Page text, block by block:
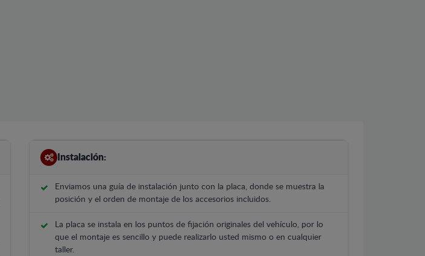
Instalación:
Enviamos una guía de instalación junto con la placa, donde se muestra la
posición y el orden de montaje de los accesorios incluidos.
La placa se instala en los puntos de fijación originales del vehículo, por lo
que el montaje es sencillo y puede realizarlo usted mismo o en cualquier
taller.